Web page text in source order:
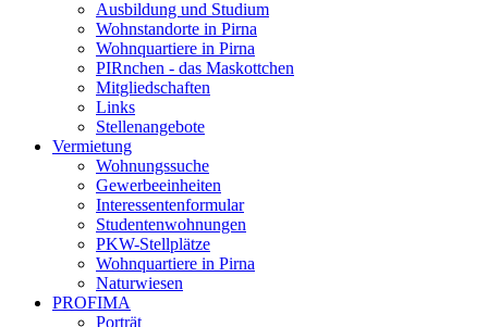
Ausbildung und Studium
Wohnstandorte in Pirna
Wohnquartiere in Pirna
PIRnchen - das Maskottchen
Mitgliedschaften
Links
Stellenangebote
Vermietung
Wohnungssuche
Gewerbeeinheiten
Interessentenformular
Studentenwohnungen
PKW-Stellplätze
Wohnquartiere in Pirna
Naturwiesen
PROFIMA
Porträt